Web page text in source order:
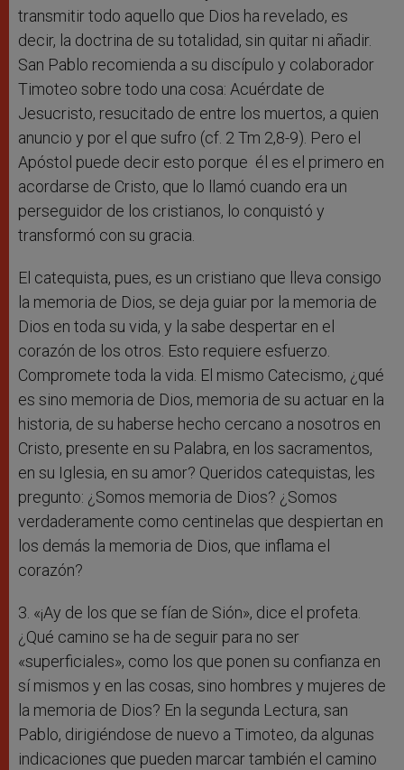
transmitir todo aquello que Dios ha revelado, es
decir, la doctrina de su totalidad, sin quitar ni añadir.
San Pablo recomienda a su discípulo y colaborador
Timoteo sobre todo una cosa: Acuérdate de
Jesucristo, resucitado de entre los muertos, a quien
anuncio y por el que sufro (cf. 2 Tm 2,8-9). Pero el
Apóstol puede decir esto porque él es el primero en
acordarse de Cristo, que lo llamó cuando era un
perseguidor de los cristianos, lo conquistó y
transformó con su gracia.
El catequista, pues, es un cristiano que lleva consigo
la memoria de Dios, se deja guiar por la memoria de
Dios en toda su vida, y la sabe despertar en el
corazón de los otros. Esto requiere esfuerzo.
Compromete toda la vida. El mismo Catecismo, ¿qué
es sino memoria de Dios, memoria de su actuar en la
historia, de su haberse hecho cercano a nosotros en
Cristo, presente en su Palabra, en los sacramentos,
en su Iglesia, en su amor? Queridos catequistas, les
pregunto: ¿Somos memoria de Dios? ¿Somos
verdaderamente como centinelas que despiertan en
los demás la memoria de Dios, que inflama el
corazón?
3. «¡Ay de los que se fían de Sión», dice el profeta.
¿Qué camino se ha de seguir para no ser
«superficiales», como los que ponen su confianza en
sí mismos y en las cosas, sino hombres y mujeres de
la memoria de Dios? En la segunda Lectura, san
Pablo, dirigiéndose de nuevo a Timoteo, da algunas
indicaciones que pueden marcar también el camino